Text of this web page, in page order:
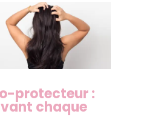
protecteur :
chaque